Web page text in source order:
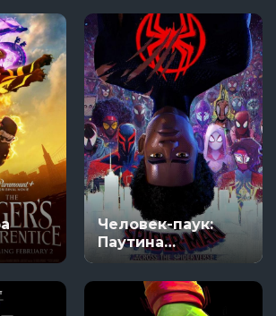
Человек-паук:
Паутина
вселенных